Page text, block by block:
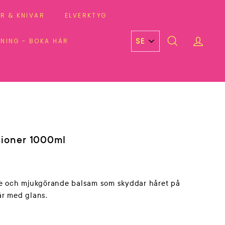
& KNIVAR ELVERKTYG
- BOKA HÄR SEARCH
1000ml
och mjukgörande balsam som skyddar håret på
med glans.